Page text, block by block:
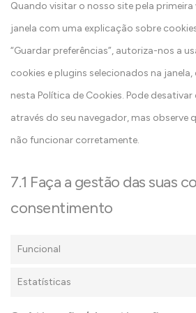
Quando visitar o nosso site pela
janela com uma explicação sobre
“Guardar preferências”, autoriza-nos a
cookies e plugins selecionados na
nesta Política de Cookies. Pode
através do seu navegador, mas observe
não funcionar corretamente.
7.1 Faça a gestão das suas
consentimento
Funcional
Estatísticas